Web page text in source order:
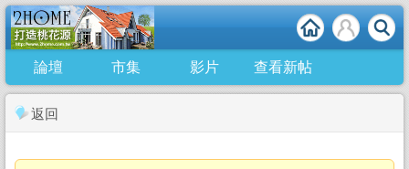
論壇 市集 影片 查看新帖
返回